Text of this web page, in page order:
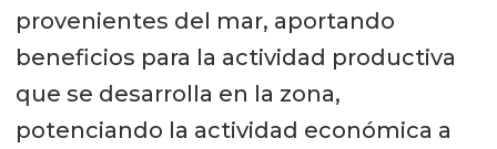
provenientes del mar, aportando
beneficios para la actividad productiva
que se desarrolla en la zona,
potenciando la actividad económica a